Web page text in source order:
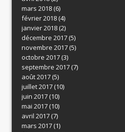
mars 2018(6)
février 2018(4)
janvier 2018(2)
décembre 2017(5)
novembre 2017(5)
octobre 2017(3)
septembre 2017(7)
août 2017(5)
juillet 2017(10)
juin 2017(10)
mai 2017(10)
avril 2017(7)
mars 2017(1)